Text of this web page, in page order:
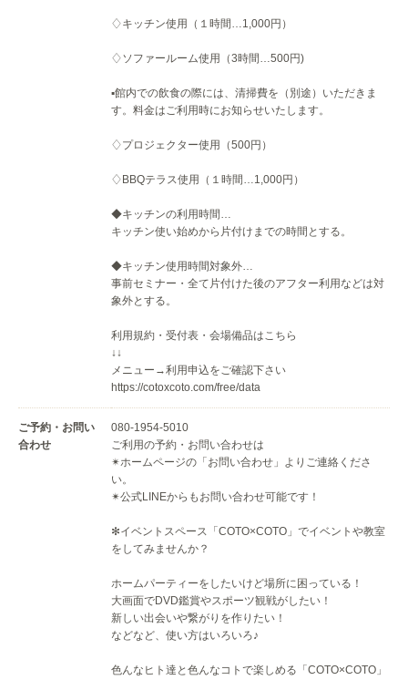
♢キッチン使用（１時間…1,000円）
♢ソファールーム使用（3時間…500円)
▪️館内での飲食の際には、清掃費を（別途）いただきま
す。料金はご利用時にお知らせいたします。
♢プロジェクター使用（500円）
♢BBQテラス使用（１時間…1,000円）
◆キッチンの利用時間…
キッチン使い始めから片付けまでの時間とする。
◆キッチン使用時間対象外…
事前セミナー・全て片付けた後のアフター利用などは対
象外とする。
利用規約・受付表・会場備品はこちら
↓↓
メニュー→利用申込をご確認下さい
https://cotoxcoto.com/free/data
ご予約・お問い
合わせ
080-1954-5010
ご利用の予約・お問い合わせは
✴︎ホームページの「お問い合わせ」よりご連絡くださ
い。
✴︎公式LINEからもお問い合わせ可能です！
✻イベントスペース「COTO×COTO」でイベントや教室
をしてみませんか？
ホームパーティーをしたいけど場所に困っている！
大画面でDVD鑑賞やスポーツ観戦がしたい！
新しい出会いや繋がりを作りたい！
などなど、使い方はいろいろ♪
色んなヒト達と色んなコトで楽しめる「COTO×COTO」